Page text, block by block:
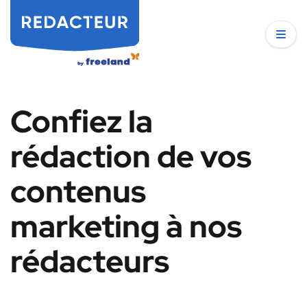
Confiez la
rédaction de vos
contenus
marketing à nos
rédacteurs